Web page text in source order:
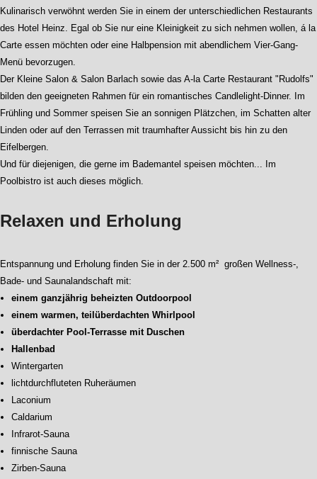
Kulinarisch verwöhnt werden Sie in einem der unterschiedlichen Restaurants
des Hotel Heinz. Egal ob Sie nur eine Kleinigkeit zu sich nehmen wollen, á la
Carte essen möchten oder eine Halbpension mit abendlichem Vier-Gang-
Menü bevorzugen.
Der Kleine Salon & Salon Barlach sowie das A-la Carte Restaurant "Rudolfs"
bilden den geeigneten Rahmen für ein romantisches Candlelight-Dinner. Im
Frühling und Sommer speisen Sie an sonnigen Plätzchen, im Schatten alter
Linden oder auf den Terrassen mit traumhafter Aussicht bis hin zu den
Eifelbergen.
Und für diejenigen, die gerne im Bademantel speisen möchten... Im
Poolbistro ist auch dieses möglich.
Relaxen und Erholung
Entspannung und Erholung finden Sie in der 2.500 m² großen Wellness-,
Bade- und Saunalandschaft mit:
einem ganzjährig beheizten Outdoorpool
einem warmen, teilüberdachten Whirlpool
überdachter Pool-Terrasse mit Duschen
Hallenbad
Wintergarten
lichtdurchfluteten Ruheräumen
Laconium
Caldarium
Infrarot-Sauna
finnische Sauna
Zirben-Sauna